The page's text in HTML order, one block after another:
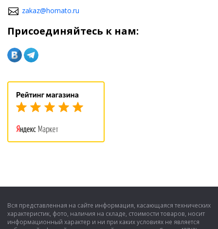
zakaz@homato.ru
Присоединяйтесь к нам:
Вся представленная на сайте информация, касающаяся технических
характеристик, фото, наличия на складе, стоимости товаров, носит
информационный характер и ни при каких условиях не является